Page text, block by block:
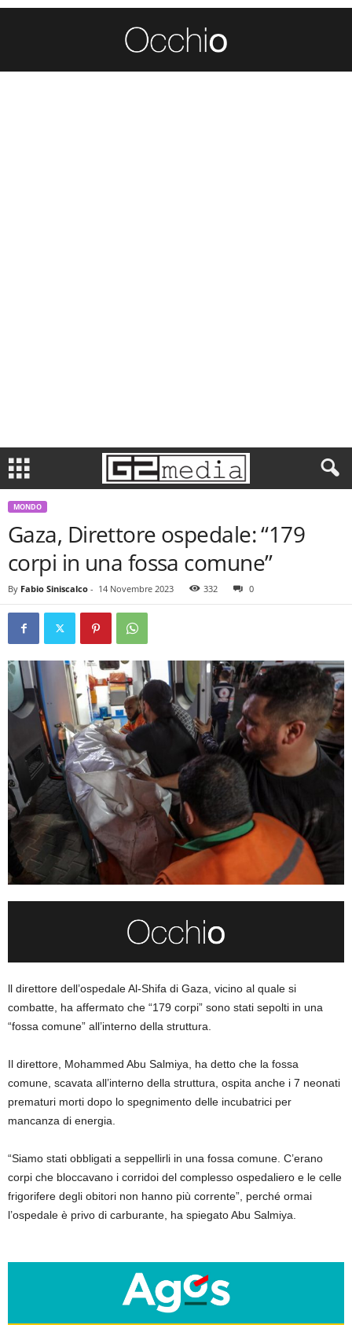
MONDO
Gaza, Direttore ospedale: “179
corpi in una fossa comune”
By Fabio Siniscalco - 14 Novembre 2023 332 0
ll direttore dell’ospedale Al-Shifa di Gaza, vicino al quale si
combatte, ha affermato che “179 corpi” sono stati sepolti in una
“fossa comune” all’interno della struttura.
Il direttore, Mohammed Abu Salmiya, ha detto che la fossa
comune, scavata all’interno della struttura, ospita anche i 7 neonati
prematuri morti dopo lo spegnimento delle incubatrici per
mancanza di energia.
“Siamo stati obbligati a seppellirli in una fossa comune. C’erano
corpi che bloccavano i corridoi del complesso ospedaliero e le celle
frigorifere degli obitori non hanno più corrente”, perché ormai
l’ospedale è privo di carburante, ha spiegato Abu Salmiya.